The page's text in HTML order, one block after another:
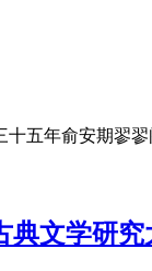
五年俞安期翏翏
文学研